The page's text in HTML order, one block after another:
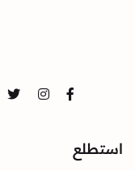
Facebook
استطلع